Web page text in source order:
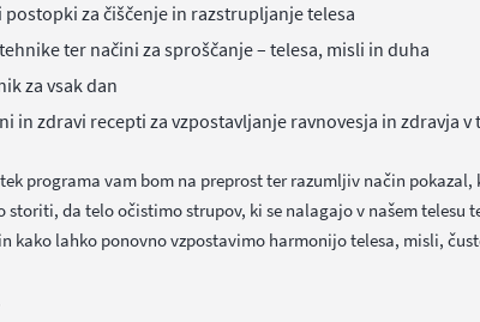
postopki za čiščenje in razstrupljanje telesa
ter načini za sproščanje – telesa, misli in duha
za vsak dan
in zdravi recepti za vzpostavljanje ravnovesja in zdravja v
programa vam bom na preprost ter razumljiv način pokazal,
storiti, da telo očistimo strupov, ki se nalagajo v našem telesu
kako lahko ponovno vzpostavimo harmonijo telesa, misli,